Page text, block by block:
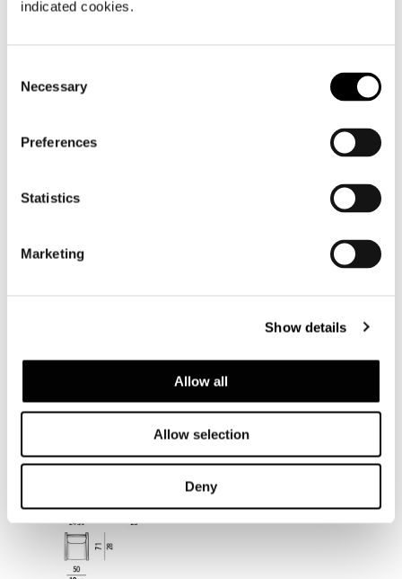
indicated cookies.
Selection
Necessary
Preferences
Statistics
Marketing
Show details
Allow all
Allow selection
Deny